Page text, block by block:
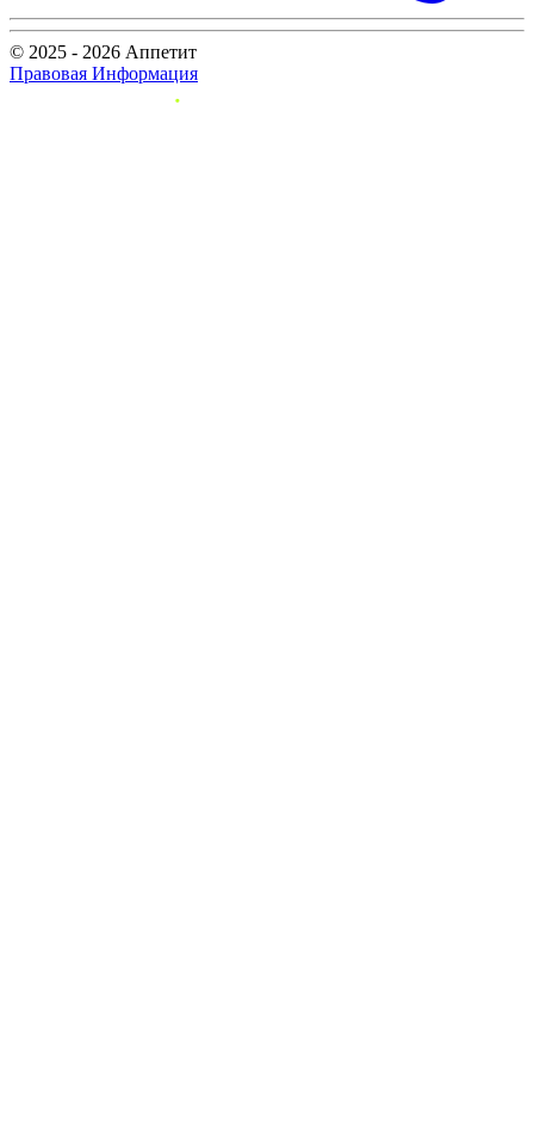
© 2025 - 2026 Аппетит
Правовая Информация